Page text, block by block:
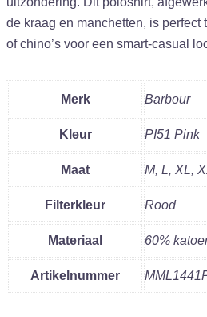
de kraag en manchetten, is perfect
of chino’s voor een smart-casual
Merk Barbour
Kleur PI51 Pink
Maat M, L, XL,
Filterkleur Rood
Materiaal 60%
Artikelnummer